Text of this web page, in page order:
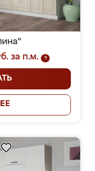
за п.м.
?